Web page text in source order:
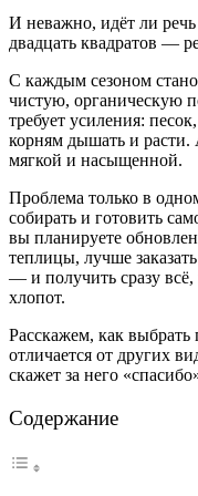
И неважно, идёт ли речь
двадцать квадратов —
С каждым сезоном
чистую, органическую
требует усиления:
корням дышать и расти.
мягкой и насыщенной.
Проблема только в
собирать и готовить
вы планируете
теплицы, лучше
— и получить сразу
хлопот.
Расскажем, как выбрать
отличается от других
скажет за него
Содержание